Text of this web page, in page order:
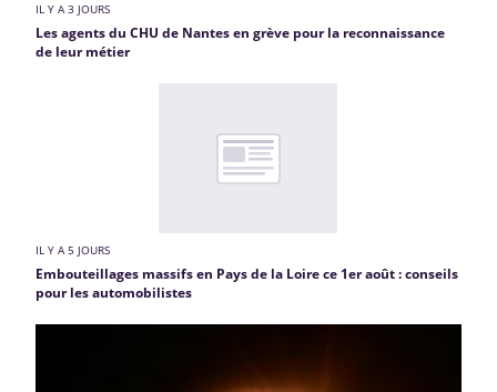
IL Y A 3 JOURS
Les agents du CHU de Nantes en grève pour la reconnaissance
de leur métier
IL Y A 5 JOURS
Embouteillages massifs en Pays de la Loire ce 1er août : conseils
pour les automobilistes